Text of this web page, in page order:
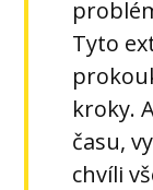
Tyto
kroky.
času,
chvíli